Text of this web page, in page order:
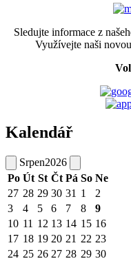
Sledujte informace z
Využívejte naši novou
Kalendář
Srpen2026
Po Út St Čt Pá So Ne
27 28 29 30 31 1
2
3
4 5 6 7 8
9
10 11 12 13 14 15 16
17 18 19 20 21 22 23
24 25 26 27 28 29 30